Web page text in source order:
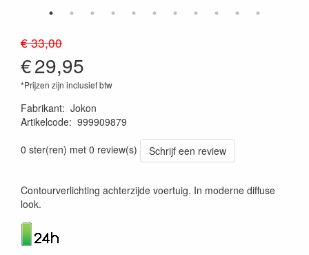
€ 33,00
€29,95
*Prijzen zijn inclusief btw
Fabrikant: Jokon
Artikelcode: 999909879
0 ster(ren) met 0 review(s)
Schrijf een review
Contourverlichting achterzijde voertuig. In moderne diffuse
look.